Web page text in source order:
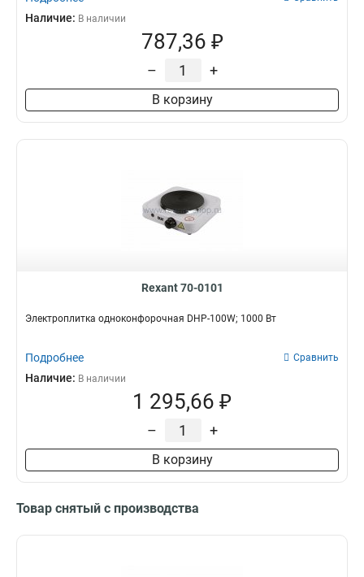
Наличие: В наличии
787,36 ₽
– +
В корзину
Rexant 70-0101
Электроплитка одноконфорочная DHP-100W; 1000 Вт
Подробнее Сравнить
Наличие: В наличии
1 295,66 ₽
– +
В корзину
Товар снятый с производства